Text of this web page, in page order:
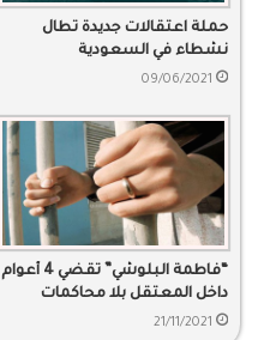
حملة اعتقالات جديدة تطال
نشطاء في السعودية
09/06/2021
“فاطمة البلوشي” تقضي 4 أعوام
داخل المعتقل بلا محاكمات
21/11/2021